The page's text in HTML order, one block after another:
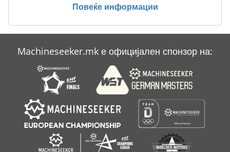
Повеќе информации
Machineseeker.mk е официјален спонзор на: